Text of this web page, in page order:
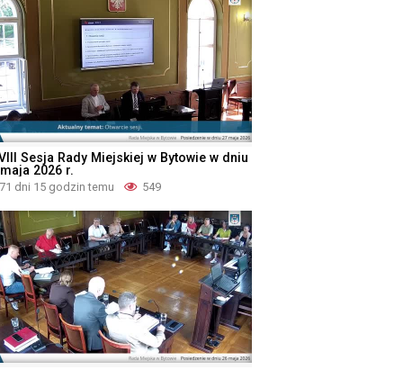
Sesja Rady Miejskiej w Bytowie w dniu
2026 r.
71 dni 15 godzin temu 549